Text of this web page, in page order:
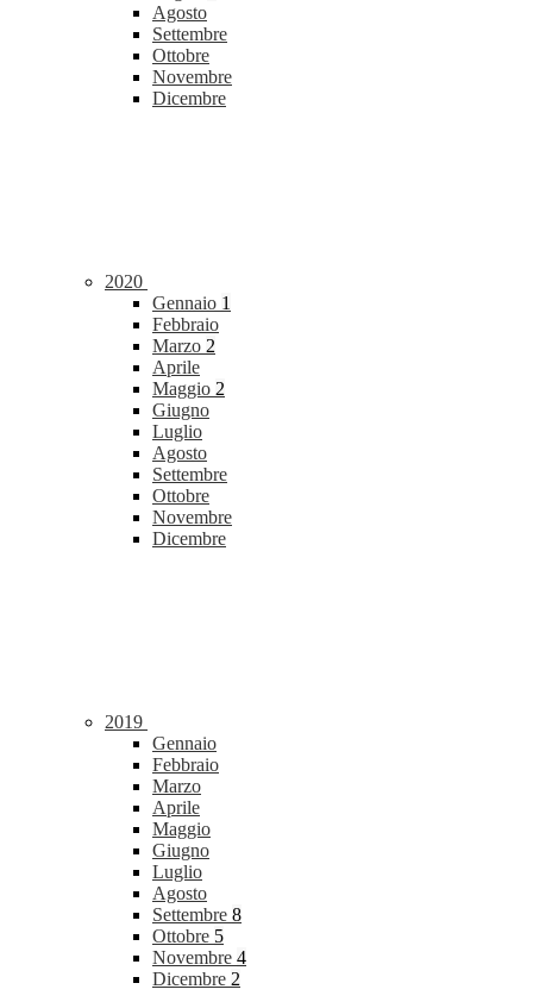
Agosto
Settembre
Ottobre
Novembre
Dicembre
2020
Gennaio 1
Febbraio
Marzo 2
Aprile
Maggio 2
Giugno
Luglio
Agosto
Settembre
Ottobre
Novembre
Dicembre
2019
Gennaio
Febbraio
Marzo
Aprile
Maggio
Giugno
Luglio
Agosto
Settembre 8
Ottobre 5
Novembre 4
Dicembre 2